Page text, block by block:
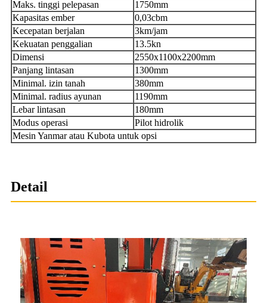
Maks. tinggi pelepasan
1750mm
Kapasitas ember
0,03cbm
Kecepatan berjalan
3km/jam
Kekuatan penggalian
13.5kn
Dimensi
2550x1100x2200mm
Panjang lintasan
1300mm
Minimal. izin tanah
380mm
Minimal. radius ayunan
1190mm
Lebar lintasan
180mm
Modus operasi
Pilot hidrolik
Mesin Yanmar atau Kubota untuk opsi
Detail